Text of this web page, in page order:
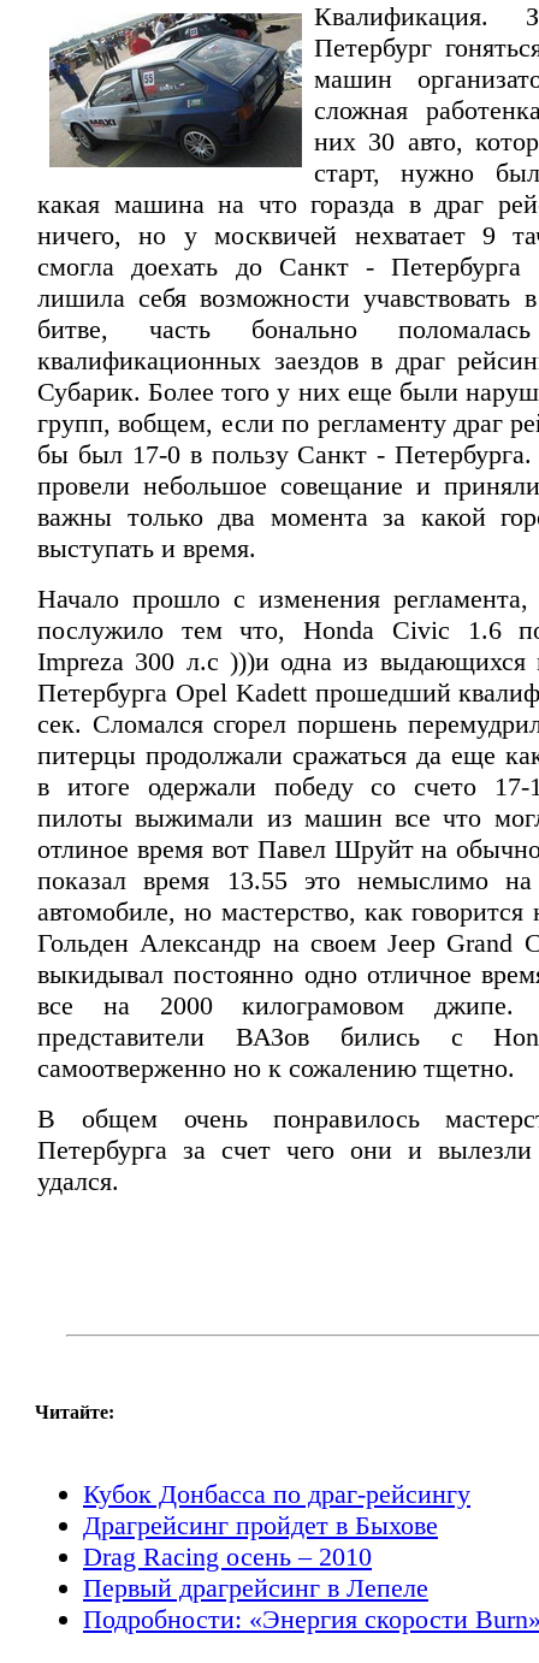
Петербург
машин
сложная
них 30 авто,
старт, нужно
какая машина на что горазда в драг
ничего, но у москвичей нехватает 9
смогла доехать до Санкт -
лишила себя возможности учавствовать
битве, часть бонально
квалификационных заездов в драг
Субарик. Более того у них еще были
групп, вобщем, если по регламенту драг
бы был 17-0 в пользу Санкт - Петербурга.
провели небольшое совещание и
важны только два момента за какой
выступать и время.
Начало прошло с изменения
послужило тем что, Honda Civic 1.6
Impreza 300 л.с )))и одна из
Петербурга Opel Kadett прошедший
сек. Сломался сгорел поршень
питерцы продолжали сражаться да еще
в итоге одержали победу со счето 17-
пилоты выжимали из машин все что
отлиное время вот Павел Шруйт на
показал время 13.55 это немыслимо
автомобиле, но мастерство, как
Гольден Александр на своем Jeep Grand
выкидывал постоянно одно отличное
все на 2000 килограмовом джипе.
представители ВАЗов бились с
самоотверженно но к сожалению тщетно.
В общем очень понравилось
Петербурга за счет чего они и
удался.
Читайте:
Кубок Донбасса по драг-рейсингу
Драгрейсинг пройдет в Быхове
Drag Racing осень – 2010
Первый драгрейсинг в Лепеле
Подробности: «Энергия скорости